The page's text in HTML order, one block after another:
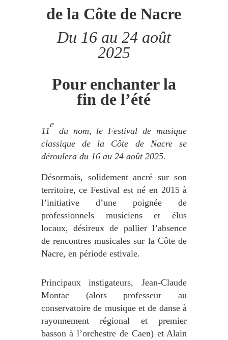
de la Côte de Nacre
Du 16 au 24 août
2025
Pour enchanter la
fin de l’été
11
e
du nom, le Festival de musique
classique de la Côte de Nacre se
déroulera du 16 au 24 août 2025.
Désormais, solidement ancré sur son
territoire, ce Festival est né en 2015 à
l’initiative d’une poignée de
professionnels musiciens et élus
locaux, désireux de pallier l’absence
de rencontres musicales sur la Côte de
Nacre, en période estivale.
Principaux instigateurs, Jean-Claude
Montac (alors professeur au
conservatoire de musique et de danse à
rayonnement régional et premier
basson à l’orchestre de Caen) et Alain